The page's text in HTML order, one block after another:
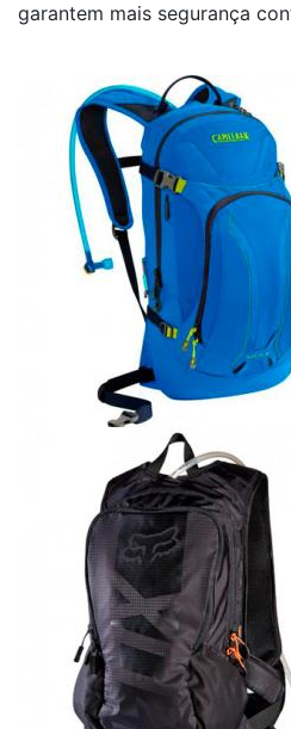
garantem mais segurança